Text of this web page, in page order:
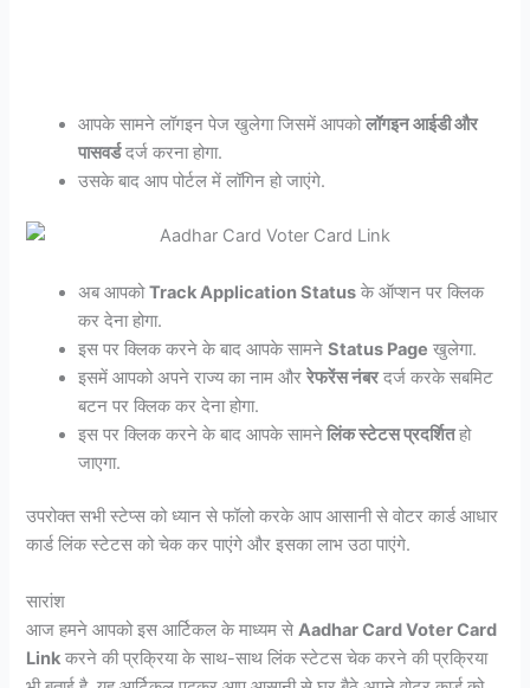
आपके सामने लॉगइन पेज खुलेगा जिसमें आपकोलॉगइन आईडी और
पासवर्डदर्ज करना होगा.
उसके बाद आप पोर्टल में लॉगिन हो जाएंगे.
अब आपकोTrack Application Status के ऑप्शन पर क्लिक
कर देना होगा.
इस पर क्लिक करने के बाद आपके सामनेStatus Page खुलेगा.
इसमें आपको अपने राज्य का नाम औररेफरेंस नंबरदर्ज करके सबमिट
बटन पर क्लिक कर देना होगा.
इस पर क्लिक करने के बाद आपके सामनेलिंक स्टेटस प्रदर्शितहो
जाएगा.
उपरोक्त सभी स्टेप्स को ध्यान से फॉलो करके आप आसानी से वोटर कार्ड आधार
कार्ड लिंक स्टेटस को चेक कर पाएंगे और इसका लाभ उठा पाएंगे.
सारांश
आज हमने आपको इस आर्टिकल के माध्यम सेAadhar Card Voter Card
Link करने की प्रक्रिया के साथ-साथ लिंक स्टेटस चेक करने की प्रक्रिया